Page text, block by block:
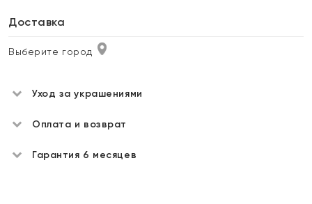
Доставка
Выберите город
Уход за украшениями
Оплата и возврат
Гарантия 6 месяцев